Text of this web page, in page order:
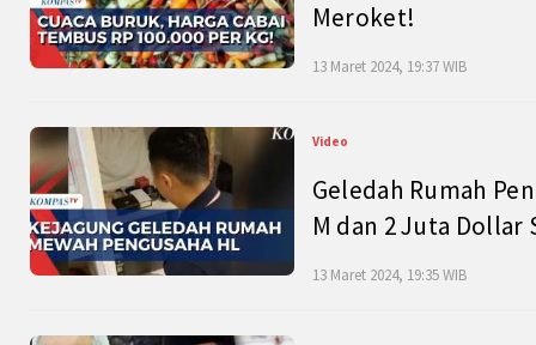
Meroket!
13 Maret 2024, 19:37 WIB
Video
Geledah Rumah
M dan 2 Juta Dollar
13 Maret 2024, 19:35 WIB